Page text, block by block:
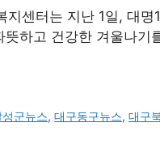
센터는 지난 1일, 대명
하고 건강한 겨울나기
군뉴스,대구동구뉴스,대구